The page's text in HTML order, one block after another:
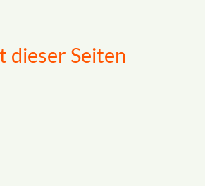
Seiten